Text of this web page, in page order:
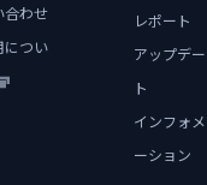
合わせ
につい
レポート
アップデー
ト
インフォメ
ーション